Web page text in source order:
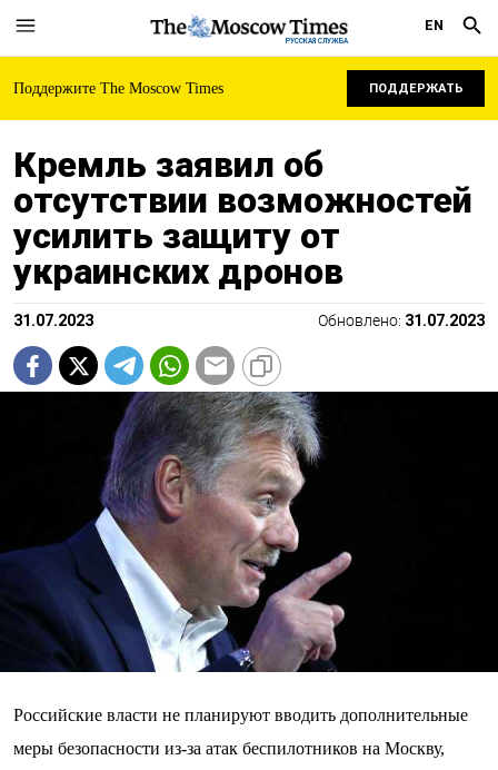
РУССКАЯ СЛУЖБА
EN
Поддержите The Moscow Times ПОДДЕРЖАТЬ
Кремль заявил об
отсутствии возможностей
усилить защиту от
украинских дронов
31.07.2023 Обновлено: 31.07.2023
Российские власти не планируют вводить дополнительные
меры безопасности из-за атак беспилотников на Москву,